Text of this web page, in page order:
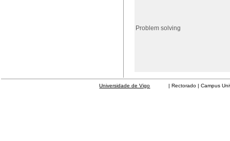
Problem solving
Universidade de Vigo | Rectorado | Campus